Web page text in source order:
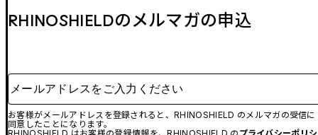
RHINOSHIELDのメルマガの申込
メールアドレスをご入力ください
お客様がメールアドレスを登録されると、RHINOSHIELD のメルマガの受信に
同意したことになります。